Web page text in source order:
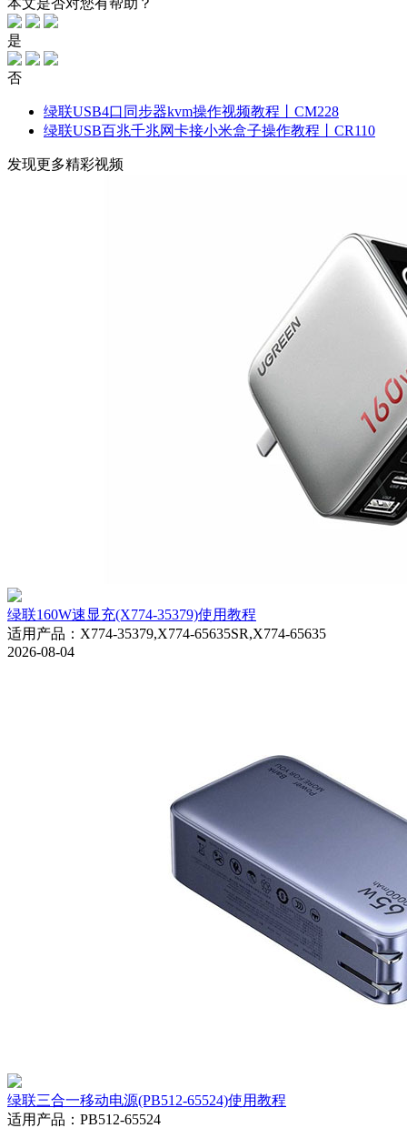
是
否
绿联USB4口同步器kvm操作视频教程丨CM228
绿联USB百兆千兆网卡接小米盒子操作教程丨CR110
发现更多精彩视频
绿联160W速显充(X774-35379)使用教程
适用产品 ： X774-35379,X774-65635SR,X774-65635
2026-08-04
绿联三合一移动电源(PB512-65524)使用教程
适用产品 ： PB512-65524